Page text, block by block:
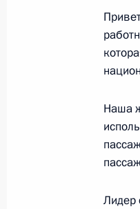
25
25
Наша
Лидер